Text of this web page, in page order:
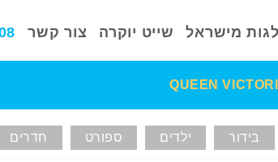
מישראל שייט יוקרה צור קשר
QUEEN
בידור ילדים ספורט חדרים